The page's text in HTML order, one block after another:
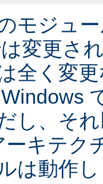
モジュ
変更さ
全く変
し、そ
ーキテク
は動作